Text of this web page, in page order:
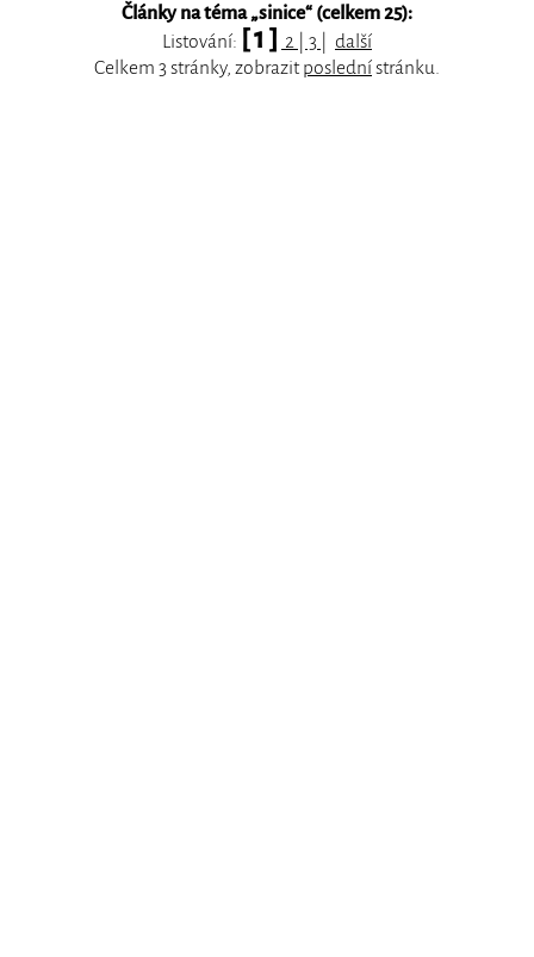
Články na téma „sinice“ (celkem 25):
Listování: [ 1 ] 2 3
další
Celkem 3 stránky, zobrazitposlednístránku.